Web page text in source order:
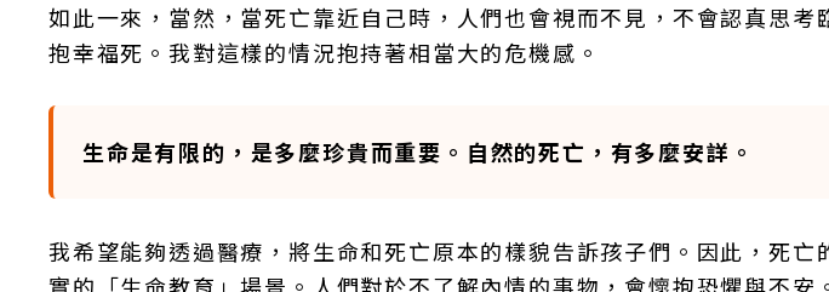
如此一來，當然，當死亡靠近自己時，人們也會視而不見，不會認真思考
抱幸福死。我對這樣的情況抱持著相當大的危機感。
生命是有限的，是多麼珍貴而重要。自然的死亡，有多麼安詳。
我希望能夠透過醫療，將生命和死亡原本的樣貌告訴孩子們。因此，死亡